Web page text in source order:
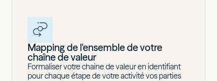
Mapping de l'ensemble de votre
chaîne de valeur
Formaliser votre chaine de valeur en identifiant
pour chaque étape de votre activité vos parties